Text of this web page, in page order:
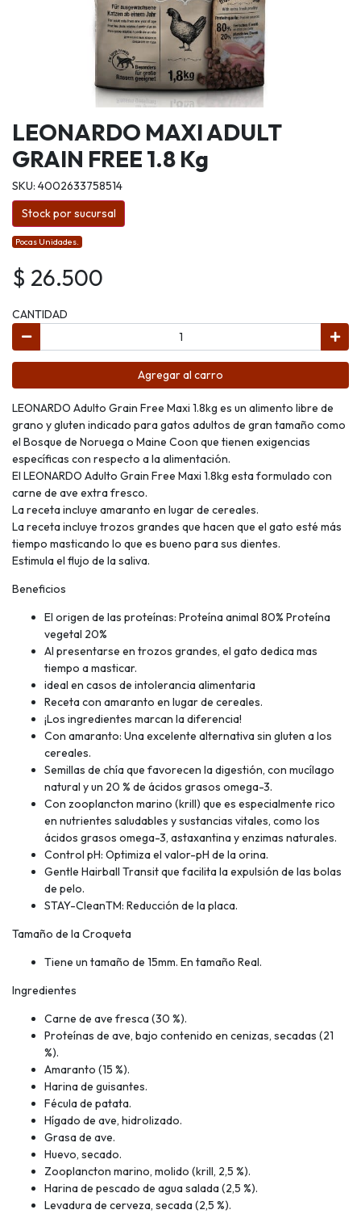
LEONARDO MAXI ADULT
GRAIN FREE 1.8 Kg
SKU: 4002633758514
Stock por sucursal
Pocas Unidades.
$ 26.500
CANTIDAD
Agregar al carro
LEONARDO Adulto Grain Free Maxi 1.8kg es un alimento libre de
grano y gluten indicado para gatos adultos de gran tamaño como
el Bosque de Noruega o Maine Coon que tienen exigencias
específicas con respecto a la alimentación.
El LEONARDO Adulto Grain Free Maxi 1.8kg esta formulado con
carne de ave extra fresco.
La receta incluye amaranto en lugar de cereales.
La receta incluye trozos grandes que hacen que el gato esté más
tiempo masticando lo que es bueno para sus dientes.
Estimula el flujo de la saliva.
Beneficios
El origen de las proteínas: Proteína animal 80% Proteína
vegetal 20%
Al presentarse en trozos grandes, el gato dedica mas
tiempo a masticar.
ideal en casos de intolerancia alimentaria
Receta con amaranto en lugar de cereales.
¡Los ingredientes marcan la diferencia!
Con amaranto: Una excelente alternativa sin gluten a los
cereales.
Semillas de chía que favorecen la digestión, con mucílago
natural y un 20 % de ácidos grasos omega-3.
Con zooplancton marino (krill) que es especialmente rico
en nutrientes saludables y sustancias vitales, como los
ácidos grasos omega-3, astaxantina y enzimas naturales.
Control pH: Optimiza el valor-pH de la orina.
Gentle Hairball Transit que facilita la expulsión de las bolas
de pelo.
STAY-CleanTM: Reducción de la placa.
Tamaño de la Croqueta
Tiene un tamaño de 15mm. En tamaño Real.
Ingredientes
Carne de ave fresca (30 %).
Proteínas de ave, bajo contenido en cenizas, secadas (21
%).
Amaranto (15 %).
Harina de guisantes.
Fécula de patata.
Hígado de ave, hidrolizado.
Grasa de ave.
Huevo, secado.
Zooplancton marino, molido (krill, 2,5 %).
Harina de pescado de agua salada (2,5 %).
Levadura de cerveza, secada (2,5 %).